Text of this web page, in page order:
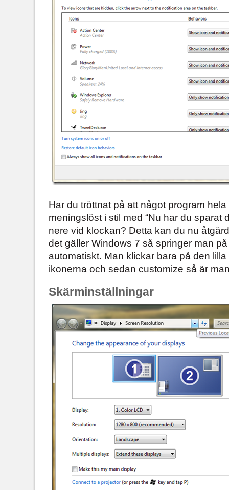
Har du tröttnat på att något program
meningslöst i stil med “Nu har du sparat
nere vid klockan? Detta kan du nu
det gäller Windows 7 så springer man
automatiskt. Man klickar bara på den
ikonerna och sedan customize så är
Skärminställningar